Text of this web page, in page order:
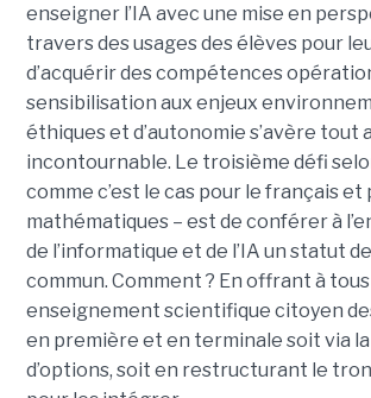
enseigner l’IA avec une mise en
travers des usages des élèves pour
d’acquérir des compétences
sensibilisation aux enjeux
éthiques et d’autonomie s’avère tout
incontournable. Le troisième défi
comme c’est le cas pour le français et
mathématiques – est de conférer à
de l’informatique et de l’IA un statut
commun. Comment ? En offrant à
enseignement scientifique citoyen
en première et en terminale soit via
d’options, soit en restructurant le